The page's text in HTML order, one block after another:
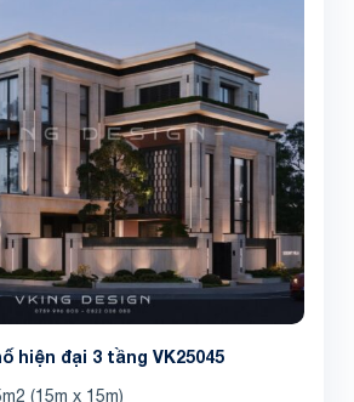
hiện đại 3 tầng VK25045
(15m x 15m)